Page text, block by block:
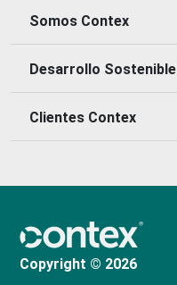
Somos Contex
Desarrollo Sostenible
Clientes Contex
Copyright © 2026